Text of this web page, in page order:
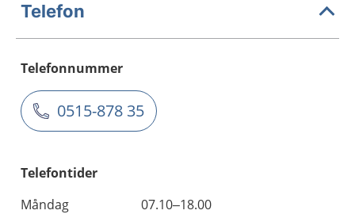
Telefon
Telefonnummer
0515-878 35
Telefontider
Måndag
07.10–18.00